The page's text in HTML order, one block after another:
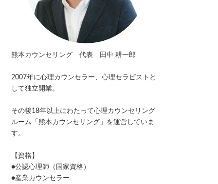
熊本カウンセリング 代表 田中 耕一郎
2007年に心理カウンセラー、心理セラピストと
して独立開業。
その後18年以上にわたって心理カウンセリング
ルーム「熊本カウンセリング」を運営していま
す。
【資格】
●公認心理師（国家資格）
●産業カウンセラー